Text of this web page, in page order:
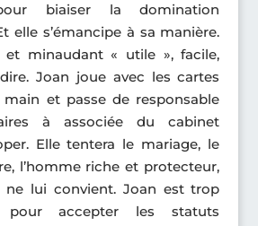
biaiser la domination
elle s’émancipe à sa manière.
et minaudant « utile », facile,
Joan joue avec les cartes
main et passe de responsable
à associée du cabinet
Elle tentera le mariage, le
l’homme riche et protecteur,
ne lui convient. Joan est trop
pour accepter les statuts